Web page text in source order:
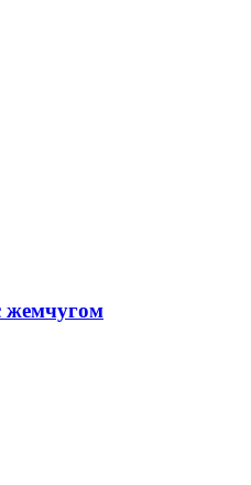
жемчугом